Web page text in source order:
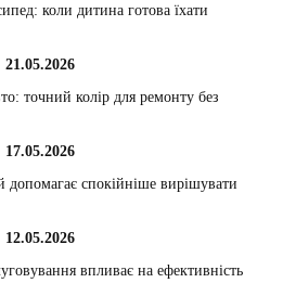
коли дитина готова їхати
21.05.2026
точний колір для ремонту без
17.05.2026
допомагає спокійніше вирішувати
12.05.2026
впливає на ефективність